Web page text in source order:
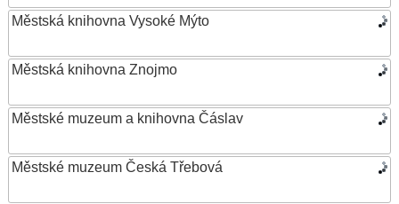
Městská knihovna Vysoké Mýto
Městská knihovna Znojmo
Městské muzeum a knihovna Čáslav
Městské muzeum Česká Třebová